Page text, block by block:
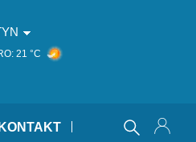
21 °C
KONTAKT